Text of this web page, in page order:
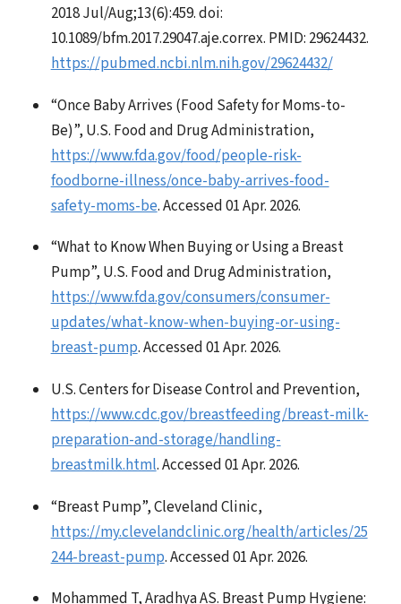
2018 Jul/Aug;13(6):459. doi:
10.1089/bfm.2017.29047.aje.correx. PMID: 29624432.
https://pubmed.ncbi.nlm.nih.gov/29624432/
“Once Baby Arrives (Food Safety for Moms-to-
Be)”, U.S. Food and Drug Administration,
https://www.fda.gov/food/people-risk-
foodborne-illness/once-baby-arrives-food-
safety-moms-be. Accessed 01 Apr. 2026.
“What to Know When Buying or Using a Breast
Pump”, U.S. Food and Drug Administration,
https://www.fda.gov/consumers/consumer-
updates/what-know-when-buying-or-using-
breast-pump. Accessed 01 Apr. 2026.
U.S. Centers for Disease Control and Prevention,
https://www.cdc.gov/breastfeeding/breast-milk-
preparation-and-storage/handling-
breastmilk.html. Accessed 01 Apr. 2026.
“Breast Pump”, Cleveland Clinic,
https://my.clevelandclinic.org/health/articles/25
244-breast-pump. Accessed 01 Apr. 2026.
Mohammed T, Aradhya AS. Breast Pump Hygiene: